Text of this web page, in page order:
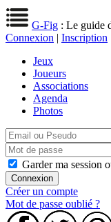
G-Fig : Le guide
Connexion | Inscription
Jeux
Joueurs
Associations
Agenda
Photos
Garder ma session
Créer un compte
Mot de passe oublié ?